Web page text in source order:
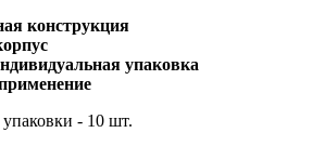
конструкция
упаковка
- 10 шт.